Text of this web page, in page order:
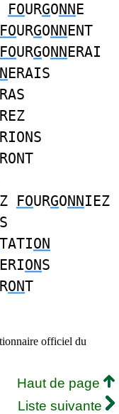
FOURGONNE
FOURGONNENT
FOURGONNERAI
ERAIS
FOURGONNIEZ
TATION
ONS
ONT
officiel du
Haut de page
Liste suivante